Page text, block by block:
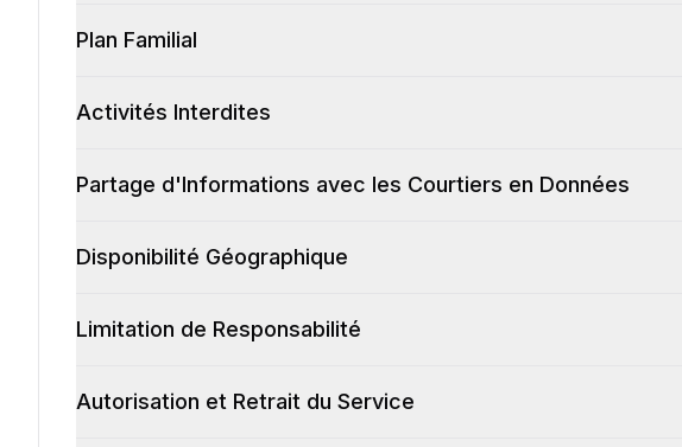
Plan Familial
Activités Interdites
Partage d'Informations avec les Courtiers en Données
Disponibilité Géographique
Limitation de Responsabilité
Autorisation et Retrait du Service